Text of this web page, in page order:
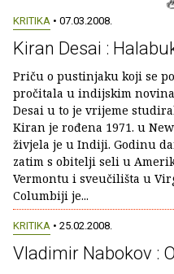
KRITIKA • 07.03.2008.
Kiran Desai :
Priču o pustinjaku koji se
pročitala u indijskim
Desai u to je vrijeme
Kiran je rođena 1971. u
živjela je u Indiji. Godinu
zatim s obitelji seli u
Vermontu i sveučilišta u
Columbiji je...
KRITIKA • 25.02.2008.
Vladimir Nabokov :